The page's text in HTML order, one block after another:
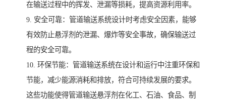
在输送过程中的挥发、泄漏等损耗，提高资源利用率。
9. 安全可靠：管道输送系统设计时考虑安全因素，能够
有效防止悬浮剂的泄漏、爆炸等安全事故，确保输送过
程的安全可靠。
10. 环保节能：管道输送系统在设计和运行中注重环保和
节能，减少能源消耗和排放，符合可持续发展的要求。
这些功能使得管道输送悬浮剂在化工、石油、食品、制